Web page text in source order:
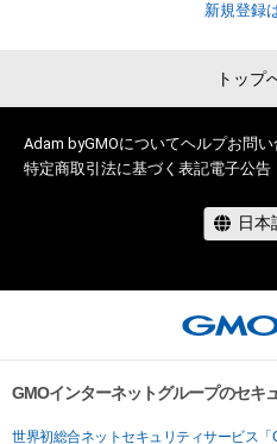
俳優、モデル、インフルエンサ
に選ばれます。NFTを無料でゲ
しよう！
無料NFTを取得するには、以下『
www.news-
新規登録
トップ
Adam byGMOについてヘルプお問い
特定商取引法に基づく表記電子公告
GMOインターネットグループのセキ
世界初総合ネットセキュリティサービス「